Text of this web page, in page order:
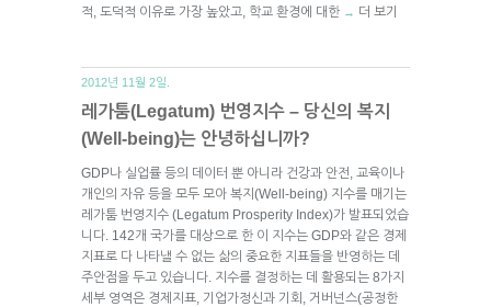
적, 도덕적 이유로 가장 높았고, 학교 환경에 대한 → 더 보기
2012년 11월 2일.
레가툼(Legatum) 번영지수 – 당신의 복지
(Well-being)는 안녕하십니까?
GDP나 실업률 등의 데이터 뿐 아니라 건강과 안전, 교육이나
개인의 자유 등을 모두 모아 복지(Well-being) 지수를 매기는
레가툼 번영지수 (Legatum Prosperity Index)가 발표되었습
니다. 142개 국가를 대상으로 한 이 지수는 GDP와 같은 경제
지표로 다 나타낼 수 없는 삶의 중요한 지표들을 반영하는 데
주안점을 두고 있습니다. 지수를 결정하는 데 활용되는 8가지
세부 영역은 경제지표, 기업가정신과 기회, 거버넌스(공정한